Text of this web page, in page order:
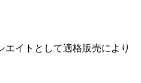
エイトとして適格販売により